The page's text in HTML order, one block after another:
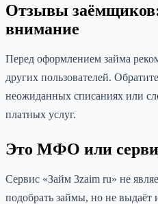
Отзывы
внимание
Перед оформлением займа
других пользователей.
неожиданных списаниях или
платных услуг.
Это МФО или
Сервис «Займ 3zaim ru» не
подобрать займы, но не выдаёт